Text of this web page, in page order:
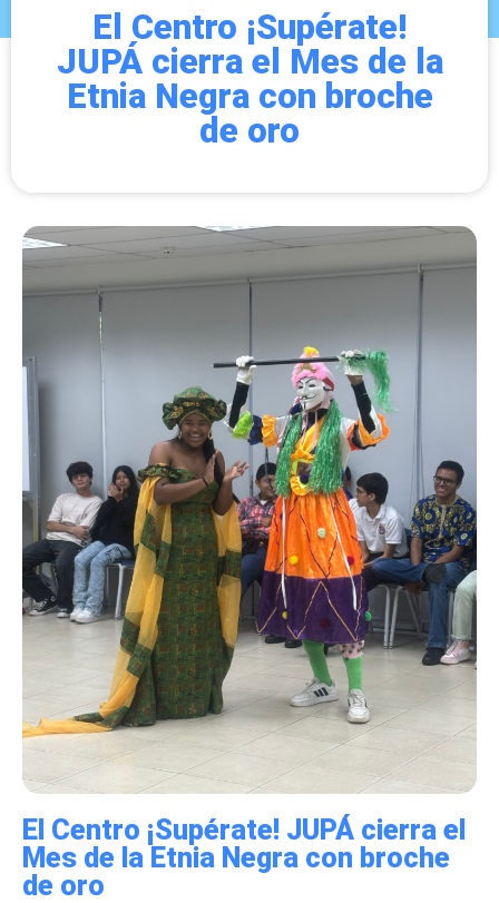
El Centro ¡Supérate!
JUPÁ cierra el Mes de la
Etnia Negra con broche
de oro
El Centro ¡Supérate! JUPÁ cierra el
Mes de la Etnia Negra con broche
de oro